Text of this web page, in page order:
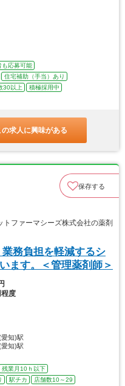
も応募可能
住宅補助（手当）あり
30以上
積極採用中
の求人に興味がある
保存する
ファーマシーズ株式会社の薬剤
業務負担を軽減するシ
ます。＜管理薬剤師＞
程度
知)駅
知)駅
残業月10ｈ以下
駅チカ
店舗数10～29